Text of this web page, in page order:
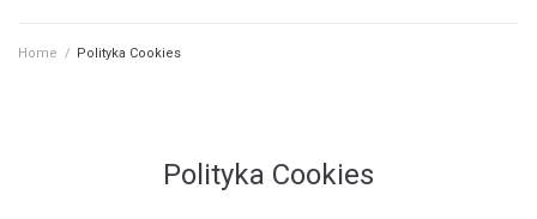
Home / Polityka Cookies
Polityka Cookies